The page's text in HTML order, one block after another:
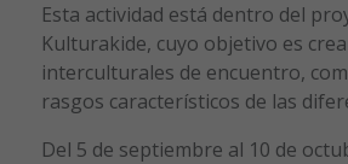
Esta actividad está dentro del
Kulturakide, cuyo objetivo es
interculturales de encuentro,
rasgos característicos de las
Del 5 de septiembre al 10 de